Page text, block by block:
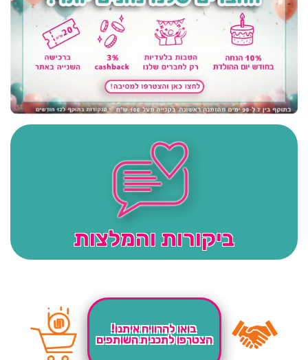
ביקורות והמלצות
בואו להרוויח איתנו!
הצטרפו לתכנית השותפים